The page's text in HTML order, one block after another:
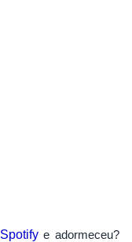
e adormeceu?